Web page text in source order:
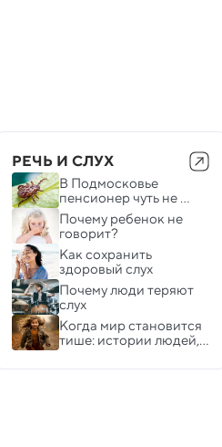
РЕЧЬ И СЛУХ
В Подмосковье
пенсионер чуть не
лишился слуха из-за
клеща
Почему ребенок не
говорит?
Как сохранить
здоровый слух
Почему люди теряют
слух
Когда мир становится
тише: истории людей,
которые живут без
привычных звуков